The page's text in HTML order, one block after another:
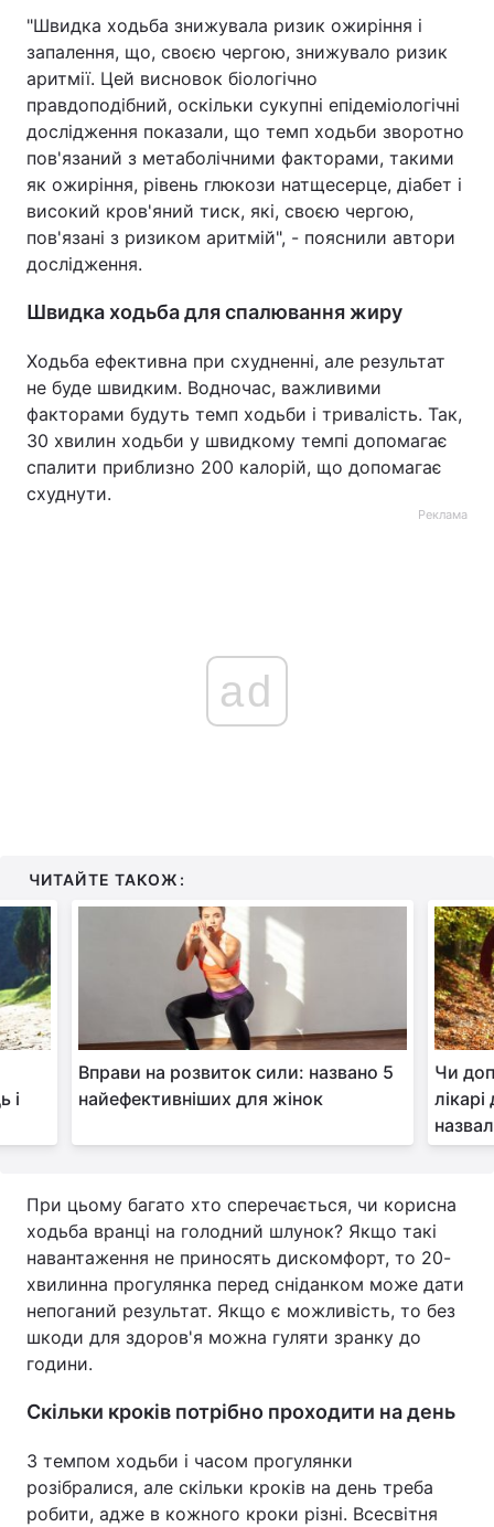
"Швидка ходьба знижувала ризик ожиріння і
запалення, що, своєю чергою, знижувало ризик
аритмії. Цей висновок біологічно
правдоподібний, оскільки сукупні епідеміологічні
дослідження показали, що темп ходьби зворотно
пов'язаний з метаболічними факторами, такими
як ожиріння, рівень глюкози натщесерце, діабет і
високий кров'яний тиск, які, своєю чергою,
пов'язані з ризиком аритмій", - пояснили автори
дослідження.
Швидка ходьба для спалювання жиру
Ходьба ефективна при схудненні, але результат
не буде швидким. Водночас, важливими
факторами будуть темп ходьби і тривалість. Так,
30 хвилин ходьби у швидкому темпі допомагає
спалити приблизно 200 калорій, що допомагає
схуднути.
Реклама
ad
ЧИТАЙТЕ ТАКОЖ:
і
Вправи на розвиток сили: названо 5
найефективніших для жінок
Чи
При цьому багато хто сперечається, чи корисна
ходьба вранці на голодний шлунок? Якщо такі
навантаження не приносять дискомфорт, то 20-
хвилинна прогулянка перед сніданком може дати
непоганий результат. Якщо є можливість, то без
шкоди для здоров'я можна гуляти зранку до
години.
Скільки кроків потрібно проходити на день
З темпом ходьби і часом прогулянки
розібралися, але скільки кроків на день треба
робити, адже в кожного кроки різні. Всесвітня